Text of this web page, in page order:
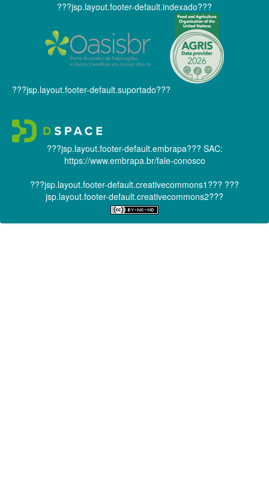
???jsp.layout.footer-default.indexado???
???jsp.layout.footer-default.suportado???
???jsp.layout.footer-default.embrapa??? SAC:
https://www.embrapa.br/fale-conosco
???jsp.layout.footer-default.creativecommons1??? ???
jsp.layout.footer-default.creativecommons2???